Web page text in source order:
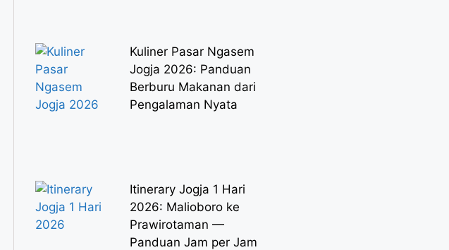
Kuliner Pasar Ngasem
Jogja 2026: Panduan
Berburu Makanan dari
Pengalaman Nyata
Itinerary Jogja 1 Hari
2026: Malioboro ke
Prawirotaman —
Panduan Jam per Jam